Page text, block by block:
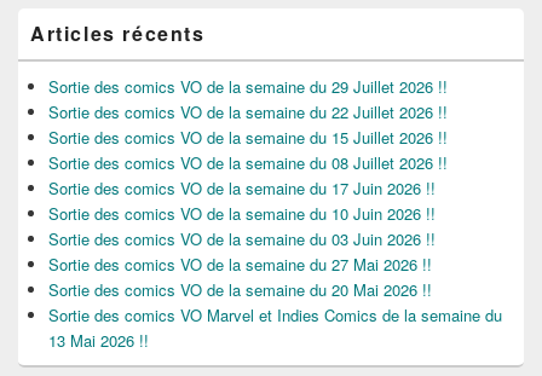
Articles récents
Sortie des comics VO de la semaine du 29 Juillet 2026 !!
Sortie des comics VO de la semaine du 22 Juillet 2026 !!
Sortie des comics VO de la semaine du 15 Juillet 2026 !!
Sortie des comics VO de la semaine du 08 Juillet 2026 !!
Sortie des comics VO de la semaine du 17 Juin 2026 !!
Sortie des comics VO de la semaine du 10 Juin 2026 !!
Sortie des comics VO de la semaine du 03 Juin 2026 !!
Sortie des comics VO de la semaine du 27 Mai 2026 !!
Sortie des comics VO de la semaine du 20 Mai 2026 !!
Sortie des comics VO Marvel et Indies Comics de la semaine du
13 Mai 2026 !!